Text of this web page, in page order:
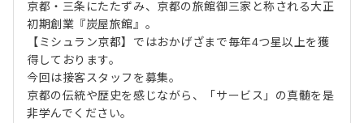
京都・三条にたたずみ、京都の旅館御三家と称される大正
初期創業『炭屋旅館』。
【ミシュラン京都】ではおかげざまで毎年4つ星以上を獲
得しております。
今回は接客スタッフを募集。
京都の伝統や歴史を感じながら、「サービス」の真髄を是
非学んでください。